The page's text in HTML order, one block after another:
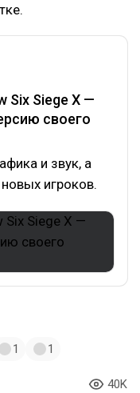
Six Siege X —
своего
и звук, а
игроков.
1 1
40K